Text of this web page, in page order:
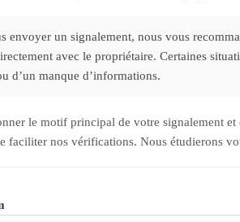
envoyer un signalement, nous vous
avec le propriétaire. Certaines
d’un manque d’informations.
le motif principal de votre signalement
faciliter nos vérifications. Nous étudierons